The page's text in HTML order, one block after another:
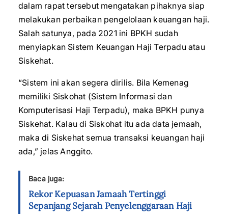
dalam rapat tersebut mengatakan pihaknya siap
melakukan perbaikan pengelolaan keuangan haji.
Salah satunya, pada 2021 ini BPKH sudah
menyiapkan Sistem Keuangan Haji Terpadu atau
Siskehat.
“Sistem ini akan segera dirilis. Bila Kemenag
memiliki Siskohat (Sistem Informasi dan
Komputerisasi Haji Terpadu), maka BPKH punya
Siskehat. Kalau di Siskohat itu ada data jemaah,
maka di Siskehat semua transaksi keuangan haji
ada,” jelas Anggito.
Baca juga:
Rekor Kepuasan Jamaah Tertinggi
Sepanjang Sejarah Penyelenggaraan Haji